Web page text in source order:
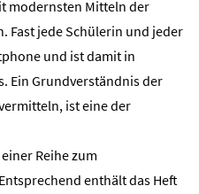
modernsten Mitteln der
Fast jede Schülerin und jeder
und ist damit in
Ein Grundverständnis der
ist eine der
Reihe zum
enthält das Heft